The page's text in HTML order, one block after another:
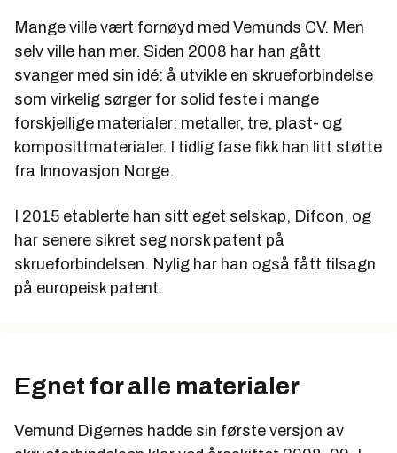
Mange ville vært fornøyd med Vemunds CV. Men
selv ville han mer. Siden 2008 har han gått
svanger med sin idé: å utvikle en skrueforbindelse
som virkelig sørger for solid feste i mange
forskjellige materialer: metaller, tre, plast- og
komposittmaterialer. I tidlig fase fikk han litt støtte
fra Innovasjon Norge.
I 2015 etablerte han sitt eget selskap, Difcon, og
har senere sikret seg norsk patent på
skrueforbindelsen. Nylig har han også fått tilsagn
på europeisk patent.
Egnet for alle materialer
Vemund Digernes hadde sin første versjon av